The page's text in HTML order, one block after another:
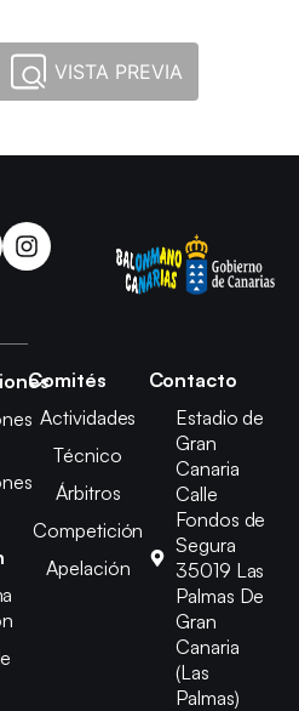
VISTA PREVIA
Comités
Actividades
Técnico
Árbitros
Competición
Apelación
Contacto
Estadio de
Gran
Canaria
Calle
Fondos de
Segura
35019 Las
Palmas De
Gran
Canaria
(Las
Palmas)